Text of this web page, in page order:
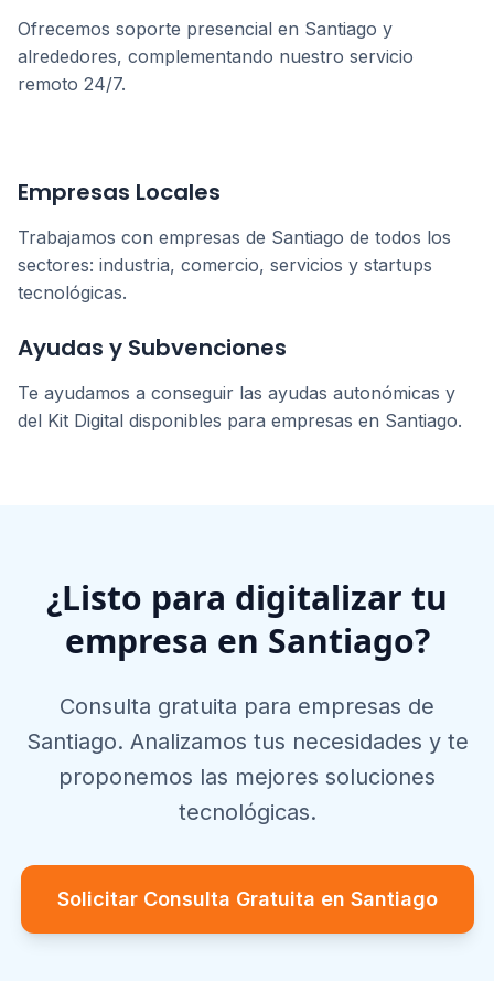
Ofrecemos soporte presencial en Santiago y
alrededores, complementando nuestro servicio
remoto 24/7.
Empresas Locales
Trabajamos con empresas de Santiago de todos los
sectores: industria, comercio, servicios y startups
tecnológicas.
Ayudas y Subvenciones
Te ayudamos a conseguir las ayudas autonómicas y
del Kit Digital disponibles para empresas en Santiago.
¿Listo para digitalizar tu
empresa en Santiago?
Consulta gratuita para empresas de
Santiago. Analizamos tus necesidades y te
proponemos las mejores soluciones
tecnológicas.
Solicitar Consulta Gratuita en Santiago